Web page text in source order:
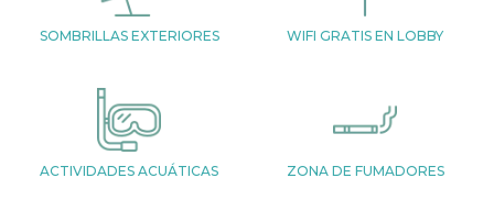
SOMBRILLAS EXTERIORES WIFI GRATIS EN LOBBY
ACTIVIDADES ACUÁTICAS ZONA DE FUMADORES